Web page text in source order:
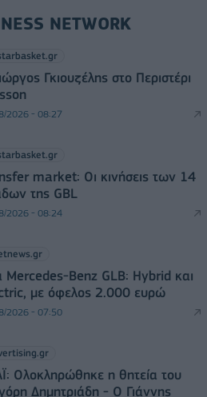
NETWORK
Γκιουζέλης στο Περιστέρι
2026 - 08:27
market: Οι κινήσεις των 14
της GBL
2026 - 08:24
Mercedes-Benz GLB: Hybrid και
με όφελος 2.000 ευρώ
2026 - 07:50
Ολοκληρώθηκε η θητεία του
Δημητριάδη - Ο Γιάννης